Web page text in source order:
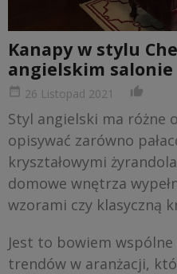
Kanapy w stylu
angielskim salonie
date_range 26 Listopad 2021
Styl angielski ma różne
opisywać zarówno
kryształowymi
domowe wnętrza
wzorami czy klasyczną
Jest to bowiem
trendów w aranżacji,